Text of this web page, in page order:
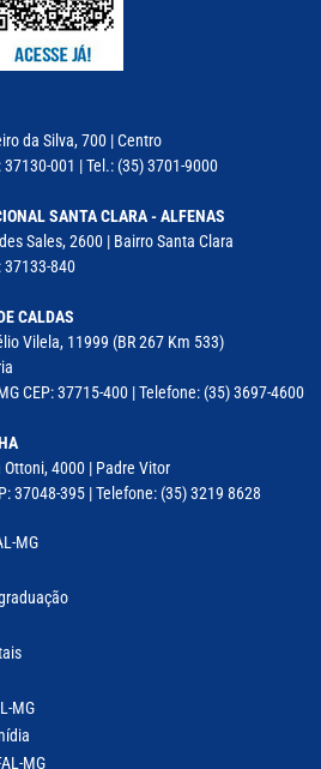
da Silva, 700 | Centro
37130-001 | Tel.: (35) 3701-9000
SANTA CLARA - ALFENAS
Sales, 2600 | Bairro Santa Clara
37133-840
CALDAS
Vilela, 11999 (BR 267 Km 533)
CEP: 37715-400 | Telefone: (35) 3697-4600
Ottoni, 4000 | Padre Vitor
37048-395 | Telefone: (35) 3219 8628
MG
MG
MG